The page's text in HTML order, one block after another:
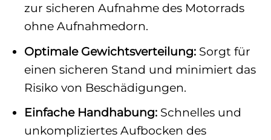
zur sicheren Aufnahme des Motorrads
ohne Aufnahmedorn.
Optimale Gewichtsverteilung:Sorgt für
einen sicheren Stand und minimiert das
Risiko von Beschädigungen.
Einfache Handhabung:Schnelles und
unkompliziertes Aufbocken des